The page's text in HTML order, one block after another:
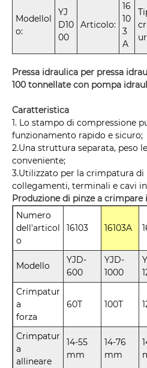
Modellol
o:
YJ
D10
00
Articolo:
16
10
3
A
Pressa idraulica per pressa
100 tonnellate con pompa
Caratteristica
1. Lo stampo di compressione
funzionamento rapido e sicuro;
2.Una struttura separata, peso
conveniente;
3.Utilizzato per la crimpatura di
collegamenti, terminali e cavi
Produzione di pinze a
Numero
dell'articol
o
16103 16103A
Modello
YJD-
600
YJD-
1000
Crimpatur
a
forza
60T 100T
Crimpatur
a
allineare
14-55
mm
14-76
mm